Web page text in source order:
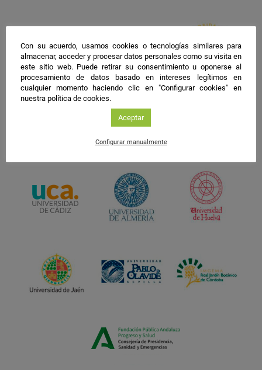
Con su acuerdo, usamos cookies o tecnologías similares para
almacenar, acceder y procesar datos personales como su visita en
este sitio web. Puede retirar su consentimiento u oponerse al
procesamiento de datos basado en intereses legítimos en
cualquier momento haciendo clic en "Configurar cookies" en
nuestra política de cookies.
Aceptar
Configurar manualmente